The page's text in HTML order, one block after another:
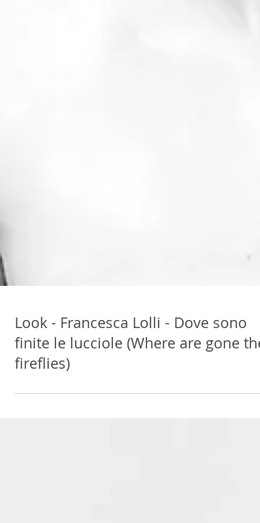
Look - Francesca Lolli - Dove sono
finite le lucciole (Where are gone the
fireflies)